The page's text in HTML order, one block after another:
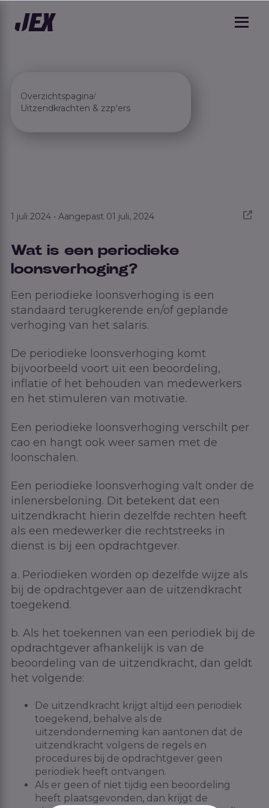
Overzichtspagina/
Uitzendkrachten & zzp'ers
1 juli 2024 • Aangepast 01 juli, 2024
Wat is een periodieke
loonsverhoging?
Een periodieke loonsverhoging is een
standaard terugkerende en/of geplande
verhoging van het salaris.
De periodieke loonsverhoging komt
bijvoorbeeld voort uit een beoordeling,
inflatie of het behouden van medewerkers
en het stimuleren van motivatie.
Een periodieke loonsverhoging verschilt per
cao en hangt ook weer samen met de
loonschalen.
Een periodieke loonsverhoging valt onder de
inlenersbeloning. Dit betekent dat een
uitzendkracht hierin dezelfde rechten heeft
als een medewerker die rechtstreeks in
dienst is bij een opdrachtgever.
a. Periodieken worden op dezelfde wijze als
bij de opdrachtgever aan de uitzendkracht
toegekend.
b. Als het toekennen van een periodiek bij de
opdrachtgever afhankelijk is van de
beoordeling van de uitzendkracht, dan geldt
het volgende:
De uitzendkracht krijgt altijd een periodiek
toegekend, behalve als de
uitzendonderneming kan aantonen dat de
uitzendkracht volgens de regels en
procedures bij de opdrachtgever geen
periodiek heeft ontvangen.
Als er geen of niet tijdig een beoordeling
heeft plaatsgevonden, dan krijgt de